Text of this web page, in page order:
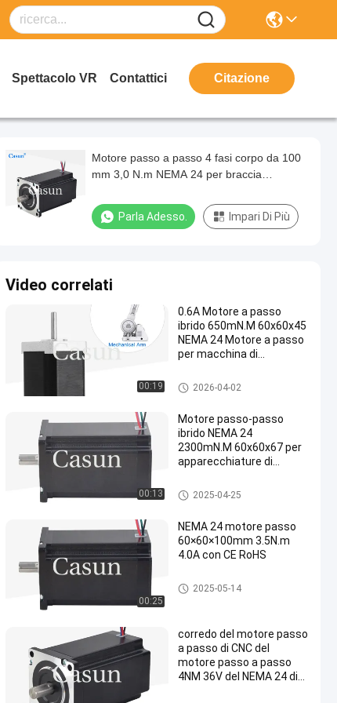
Spettacolo VR Contattici Citazione
Motore passo a passo 4 fasi corpo da 100
mm 3,0 N.m NEMA 24 per braccia
Parla Adesso. Impari Di Più
Video correlati
00:19
0.6A Motore a passo
ibrido 650mN.M 60x60x45
NEMA 24 Motore a passo
per macchina di
Motore passo a passo del NE
MA 24
2026-04-02
00:13
Motore passo-passo
ibrido NEMA 24
2300mN.M 60x60x67 per
apparecchiature di
Motore passo a passo del NE
MA 24
2025-04-25
00:25
NEMA 24 motore passo
60×60×100mm 3.5N.m
4.0A con CE RoHS
Motore passo a passo del NE
MA 24
2025-05-14
corredo del motore passo
a passo di CNC del
motore passo a passo
4NM 36V del NEMA 24 di